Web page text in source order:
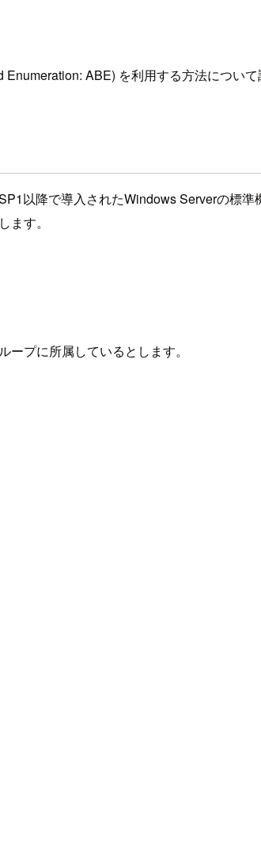
ABE) を利用する方法について
以降で導入されたWindows Serverの標
す。
プに所属しているとします。